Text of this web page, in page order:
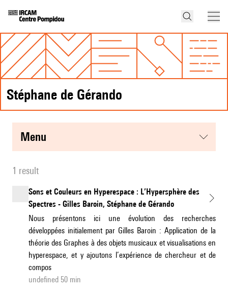
Stéphane de Gérando
menu
1 result
Sons et Couleurs en Hyperespace : L’Hypersphère des
Spectres - Gilles Baroin, Stéphane de Gérando
Nous présentons ici une évolution des recherches
développées initialement par Gilles Baroin : Application de la
théorie des Graphes à des objets musicaux et visualisations en
hyperespace, et y ajoutons l’expérience de chercheur et de
compos
undefined 50 min